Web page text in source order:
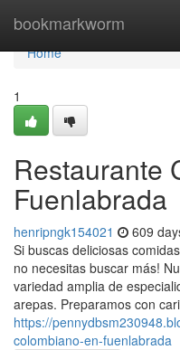
bookmarkworm
Home
Home
1
Restaurante
Fuenlabrada
henripngk154021 609
Si buscas deliciosas
no necesitas buscar más!
variedad amplia de
arepas. Preparamos con
https://
colombiano-en-fuenlabrada